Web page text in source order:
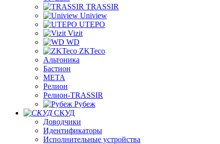
TRASSIR
Uniview
UTEPO
Vizit
WD
ZKTeco
Альтоника
Бастион
МЕТА
Релион
Релион-TRASSIR
Рубеж
СКУД
Доводчики
Идентификаторы
Исполнительные устройства